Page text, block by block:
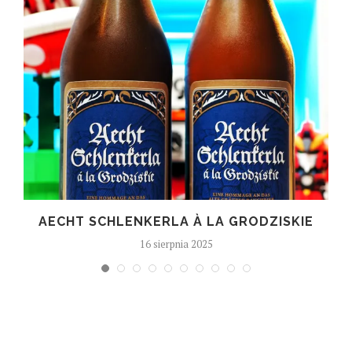
AECHT SCHLENKERLA À LA GRODZISKIE
16 sierpnia 2025